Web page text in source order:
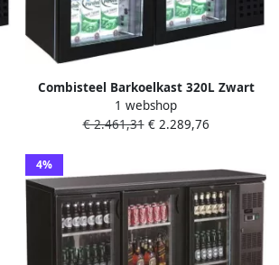
Combisteel Barkoelkast 320L Zwart
-2°C +8°C Geforceerd Draaideuren
1380x550x950mm Horeca Koelkast
1 webshop
€ 2.461,31€ 2.289,76
4%